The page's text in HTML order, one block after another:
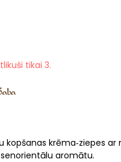
tikai 3.
kopšanas krēma‑ziepes
aromātu.